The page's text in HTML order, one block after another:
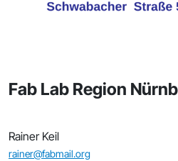
Fab Lab Region
Rainer Keil
rainer@fabmail.org